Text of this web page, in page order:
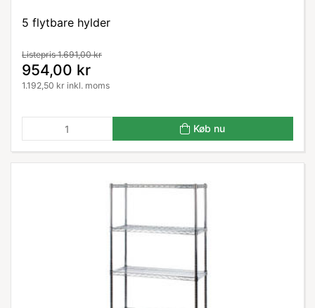
5 flytbare hylder
Listepris 1.691,00 kr
954,00 kr
1.192,50 kr inkl. moms
Køb nu